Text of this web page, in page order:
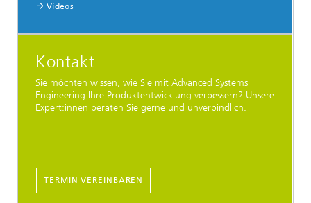
Videos
Kontakt
Sie möchten wissen, wie Sie mit Advanced Systems
Engineering Ihre Produktentwicklung verbessern? Unsere
Expert:innen beraten Sie gerne und unverbindlich.
TERMIN VEREINBAREN